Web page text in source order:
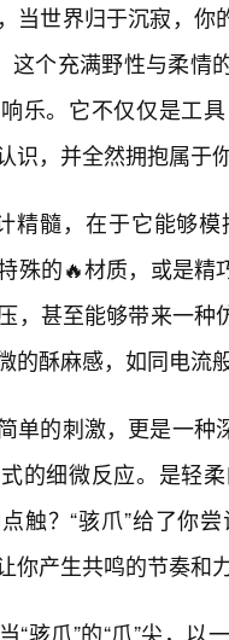
当世界归于沉寂，
这个充满野性与柔
乐。它不仅仅是工
识，并全然拥抱属于
精髓，在于它能够
殊的🔥材质，或是
，甚至能够带来一
的酥麻感，如同电流
单的刺激，更是一种
的细微反应。是轻
触？“骇爪”给了你
你产生共鸣的节奏和
“骇爪”的“爪”尖，